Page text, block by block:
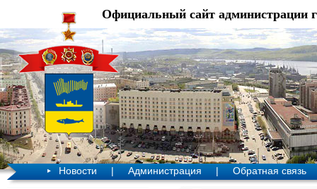
Официальный сайт администрации
Новости | Администрация | Обратная связь